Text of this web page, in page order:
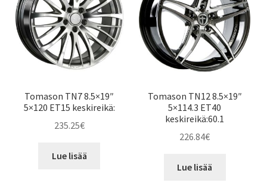
Tomason TN7 8.5×19″
5×120 ET15 keskireikä:
235.25€
Lue lisää
Tomason TN12 8.5×19″
5×114.3 ET40
keskireikä:60.1
226.84€
Lue lisää